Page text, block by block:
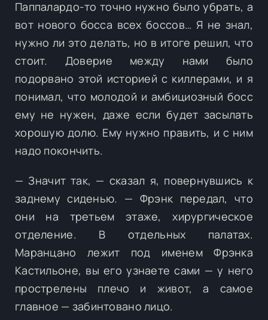
Паппалардо-то точно нужно было убрать, а
вот нового босса всех боссов… Я не знал,
нужно ли это делать, но в итоге решил, что
стоит. Доверие между нами было
подорвано этой историей с киллерами, и я
понимал, что молодой и амбициозный босс
ему не нужен, даже если будет засылать
хорошую долю. Ему нужно править, и с ним
надо покончить.
— Значит так, — сказал я, повернувшись к
заднему сиденью. — Фрэнк передал, что
они на третьем этаже, хирургическое
отделение. В отдельных палатах.
Маранцано лежит под именем Фрэнка
Кастильоне, вы его узнаете сами — у него
прострелены плечо и живот, а самое
главное — забинтовано лицо.